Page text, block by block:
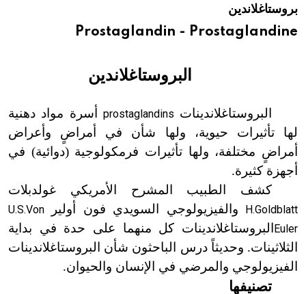
هيئة الموسوعة العربية تطلق موسوعات جديدة في عام 2026بروستاغلاندين
Prostaglandin - Prostaglandine
البروستاغلاندين
البروستاغلاندينات prostaglandins أسرة مواد دهنية
لها تأثيرات حيوية، ولها شأن في أمراضٍ وأعراض
أمراضٍ مختلفة، ولها تأثيرات فرمكولوجية (دوائية) في
أجهزة كثيرة.
كشف الطبيب المشرح الأمريكي غولدبلات
H.Goldblatt والفيزيولوجي السويدي فون أولير U.S.Von
Euler البروستاغلاندينات كل منهما على حدة في بداية
الثلاثينات. وحديثاً درس الباحثون شأن البروستاغلاندينات
الفيزيولوجي والمرضي في الإنسان والحيوان.
تصنيفها